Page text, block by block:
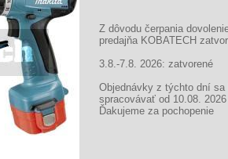
Z dôvodu čerpania
predajňa KOBATECH
3.8.-7.8. 2026: zatvorené
Objednávky z týchto dní sa
spracovávať od 10.08. 2026
Ďakujeme za pochopenie
Hlavice nástrčné 1/2", Imbus 3-17mm,
Extol Premium sada zástrčných gola
Rozmery: 1/2"x55mm Obsah...
Hlavice nástrčné 1/2", TORX T20-T60,
Extol Premium 9-dielna sada hlavíc